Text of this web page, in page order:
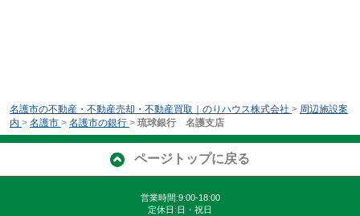
名護市の不動産・不動産売却・不動産買取｜のりハウス株式会社 > 周辺施設案
内 > 名護市 > 名護市の銀行 > 琉球銀行 名護支店
ページトップに戻る
営業時間:9:00-18:00
定休日:日・祝日